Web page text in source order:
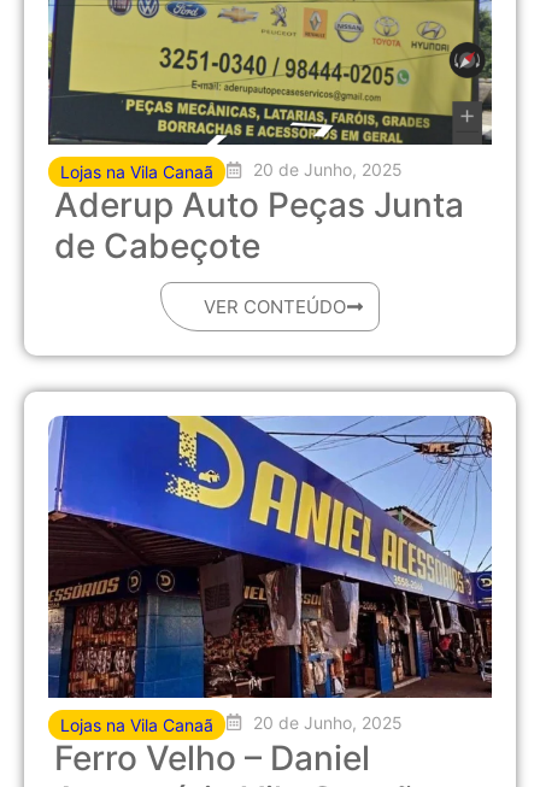
Lojas na Vila Canaã 20 de Junho, 2025
Aderup Auto Peças Junta
de Cabeçote
VER CONTEÚDO
Lojas na Vila Canaã 20 de Junho, 2025
Ferro Velho – Daniel